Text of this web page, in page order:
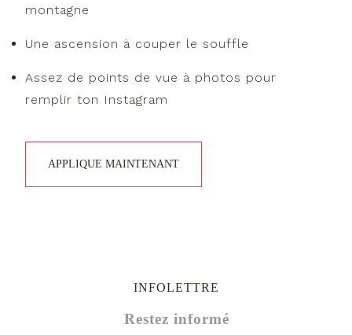
montagne
Une ascension à couper le souffle
Assez de points de vue à photos pour
remplir ton Instagram
APPLIQUE MAINTENANT
INFOLETTRE
Restez informé